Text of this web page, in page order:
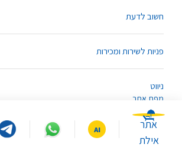
חשוב לדעת
פניות לשירות ומכירות
ניווט
מפת אתר
אתר
אילת